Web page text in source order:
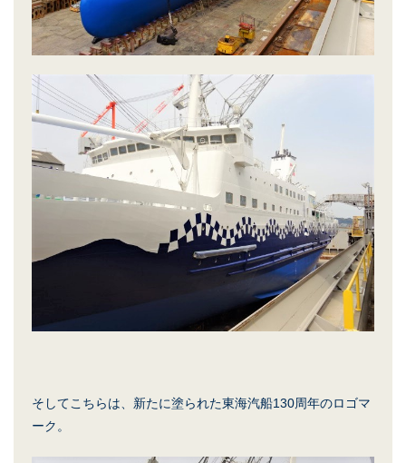
そしてこちらは、新たに塗られた東海汽船130周年のロゴマ
ーク。